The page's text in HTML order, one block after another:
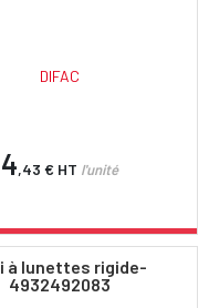
DIFAC
4,43 € HT l'unité
à lunettes rigide-
4932492083